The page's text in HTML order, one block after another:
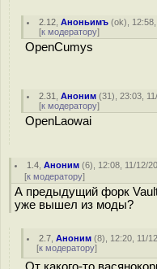
2.12 ,Аноньимъ (ok),
[к модератору]
OpenCumys
2.31 ,Аноним (31), 23:03,
[к модератору]
OpenLaowai
1.4 ,Аноним (6), 12:08, 11/12/
[к модератору]
А предыдущий форк
уже вышел из моды?
2.7 ,Аноним (8), 12:20, 11/
[к модератору]